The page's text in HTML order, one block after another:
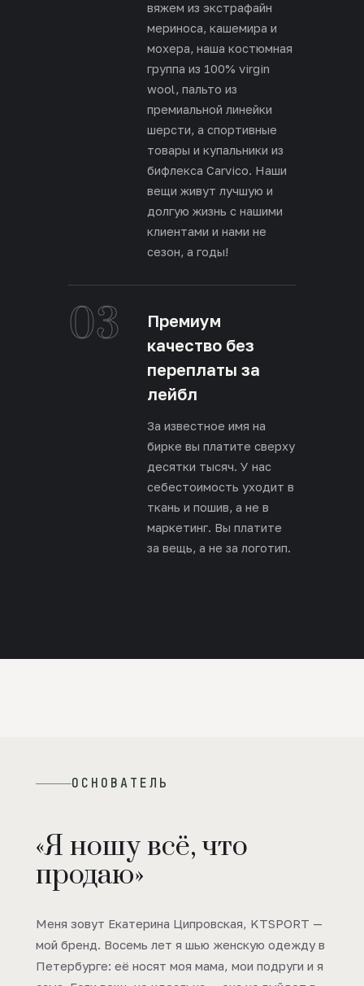
вяжем из экстрафайн
мериноса, кашемира и
мохера, наша костюмная
группа из 100% virgin
wool, пальто из
премиальной линейки
шерсти, а спортивные
товары и купальники из
бифлекса Carvico. Наши
вещи живут лучшую и
долгую жизнь с нашими
клиентами и нами не
сезон, а годы!
03
Премиум
качество без
переплаты за
лейбл
За известное имя на
бирке вы платите сверху
десятки тысяч. У нас
себестоимость уходит в
ткань и пошив, а не в
маркетинг. Вы платите
за вещь, а не за логотип.
ОСНОВАТЕЛЬ
«Я ношу всё, что
продаю»
Меня зовут Екатерина Ципровская, KTSPORT —
мой бренд. Восемь лет я шью женскую одежду в
Петербурге: её носят моя мама, мои подруги и я